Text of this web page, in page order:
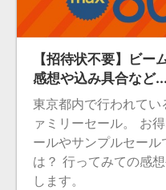
【招待状不要】ビー
感想や込み具合など...
東京都内で行われてい
ァミリーセール。 お
ールやサンプルセー
は？ 行ってみての感
します。